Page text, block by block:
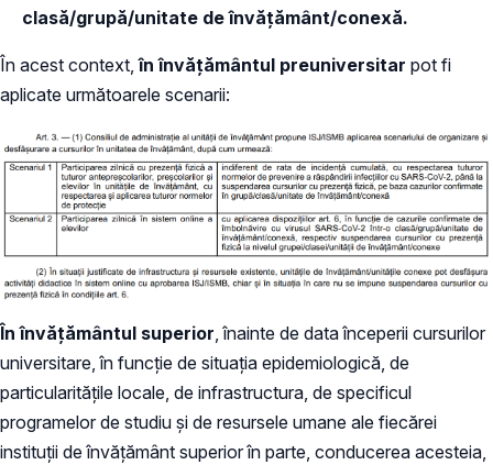
clasă/grupă/unitate de învățământ/conexă.
În acest context,în învățământul preuniversitar pot fi
aplicate următoarele scenarii:
În învățământul superior, înainte de data începerii cursurilor
universitare, în funcție de situația epidemiologică, de
particularitățile locale, de infrastructura, de specificul
programelor de studiu și de resursele umane ale fiecărei
instituții de învățământ superior în parte, conducerea acesteia,